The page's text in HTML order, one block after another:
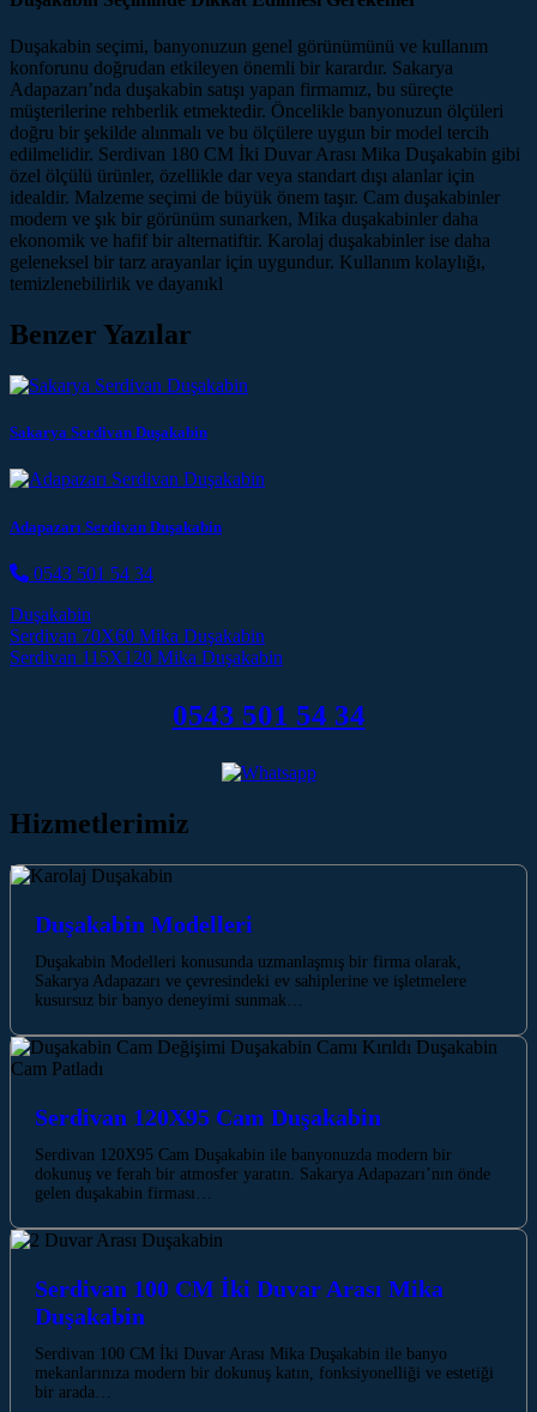
Duşakabin seçimi, banyonuzun genel görünümünü ve kullanım
konforunu doğrudan etkileyen önemli bir karardır. Sakarya
Adapazarı’nda duşakabin satışı yapan firmamız, bu süreçte
müşterilerine rehberlik etmektedir. Öncelikle banyonuzun ölçüleri
doğru bir şekilde alınmalı ve bu ölçülere uygun bir model tercih
edilmelidir. Serdivan 180 CM İki Duvar Arası Mika Duşakabin gibi
özel ölçülü ürünler, özellikle dar veya standart dışı alanlar için
idealdir. Malzeme seçimi de büyük önem taşır. Cam duşakabinler
modern ve şık bir görünüm sunarken, Mika duşakabinler daha
ekonomik ve hafif bir alternatiftir. Karolaj duşakabinler ise daha
geleneksel bir tarz arayanlar için uygundur. Kullanım kolaylığı,
temizlenebilirlik ve dayanıkl
Benzer Yazılar
Sakarya Serdivan Duşakabin
Adapazarı Serdivan Duşakabin
0543 501 54 34
Duşakabin
Post navigation
Serdivan 70X60 Mika Duşakabin
Serdivan 115X120 Mika Duşakabin
0543 501 54 34
Hizmetlerimiz
Duşakabin Modelleri
Duşakabin Modelleri konusunda uzmanlaşmış bir firma olarak,
Sakarya Adapazarı ve çevresindeki ev sahiplerine ve işletmelere
kusursuz bir banyo deneyimi sunmak…
Serdivan 120X95 Cam Duşakabin
Serdivan 120X95 Cam Duşakabin ile banyonuzda modern bir
dokunuş ve ferah bir atmosfer yaratın. Sakarya Adapazarı’nın önde
gelen duşakabin firması…
Serdivan 100 CM İki Duvar Arası Mika
Duşakabin
Serdivan 100 CM İki Duvar Arası Mika Duşakabin ile banyo
mekanlarınıza modern bir dokunuş katın, fonksiyonelliği ve estetiği
bir arada…